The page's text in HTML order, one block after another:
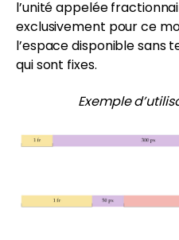
l’unité appelée
exclusivement pour ce
l’espace disponible sans
qui sont fixes.
Exemple